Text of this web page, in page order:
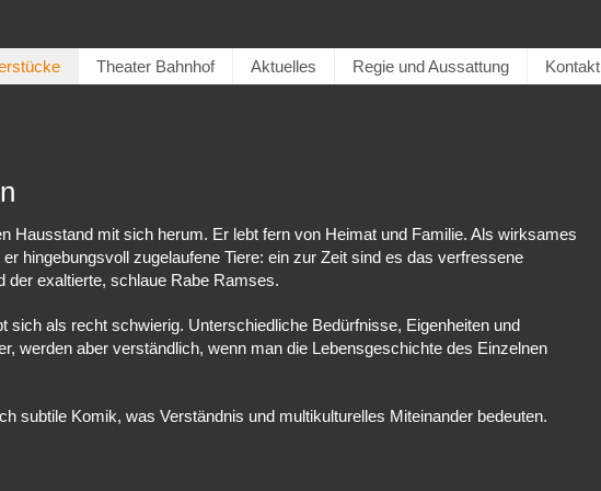
Theater Bahnhof Aktuelles Regie und Aussattung Kontakt
Hausstand mit sich herum. Er lebt fern von Heimat und Familie. Als wirksames
hingebungsvoll zugelaufene Tiere: ein zur Zeit sind es das verfressene
der exaltierte, schlaue Rabe Ramses.
sich als recht schwierig. Unterschiedliche Bedürfnisse, Eigenheiten und
werden aber verständlich, wenn man die Lebensgeschichte des Einzelnen
subtile Komik, was Verständnis und multikulturelles Miteinander bedeuten.